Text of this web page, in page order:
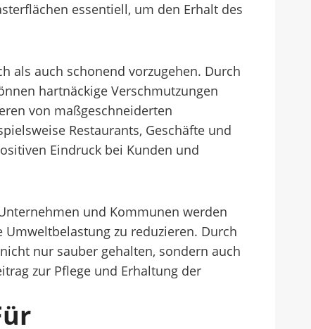
essentiell, um den Erhalt des
als auch schonend vorzugehen. Durch
hartnäckige Verschmutzungen
von maßgeschneiderten
Restaurants, Geschäfte und
Eindruck bei Kunden und
und Kommunen werden
zu reduzieren. Durch
nur sauber gehalten, sondern auch
zur Pflege und Erhaltung der